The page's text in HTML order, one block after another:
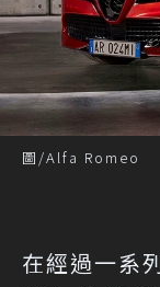
圖/Alfa Romeo
在經過一系